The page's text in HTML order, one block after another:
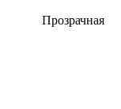
Прозрачная